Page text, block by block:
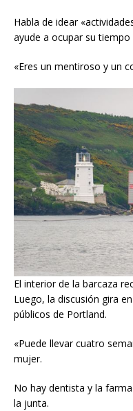
Habla de idear
ayude a ocupar su
«Eres un mentiroso y un
El interior de la barcaza
Luego, la discusión gira
públicos de Portland.
«Puede llevar cuatro
mujer.
No hay dentista y la
la junta.